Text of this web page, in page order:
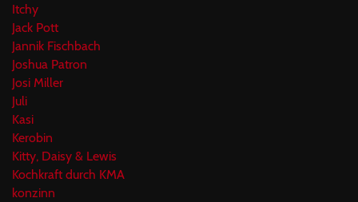
Itchy
Jack Pott
Jannik Fischbach
Joshua Patron
Josi Miller
Juli
Kasi
Kerobin
Kitty, Daisy & Lewis
Kochkraft durch KMA
konzinn